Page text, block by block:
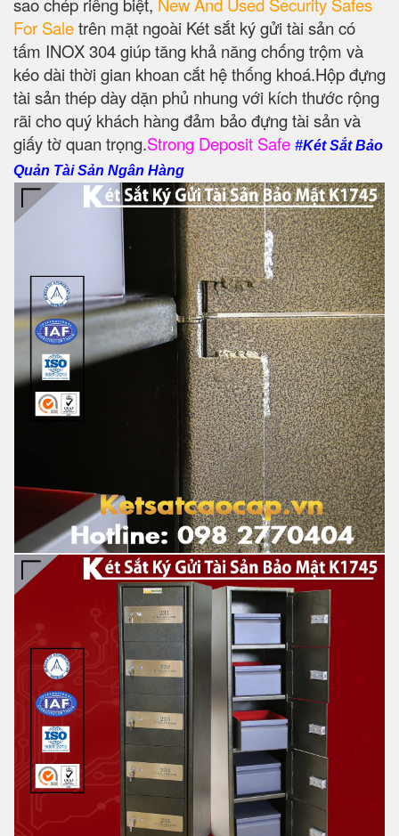
For Saletrên mặt ngoài Két sắt ký gửi tài sản có
tấm INOX 304 giúp tăng khả năng chống trộm và
kéo dài thời gian khoan cắt hệ thống khoá.Hộp đựng
tài sản thép dày dặn phủ nhung với kích thước rộng
rãi cho quý khách hàng đảm bảo đựng tài sản và
giấy tờ quan trọng.Strong Deposit Safe #Két Sắt Bảo
Quản Tài Sản Ngân Hàng